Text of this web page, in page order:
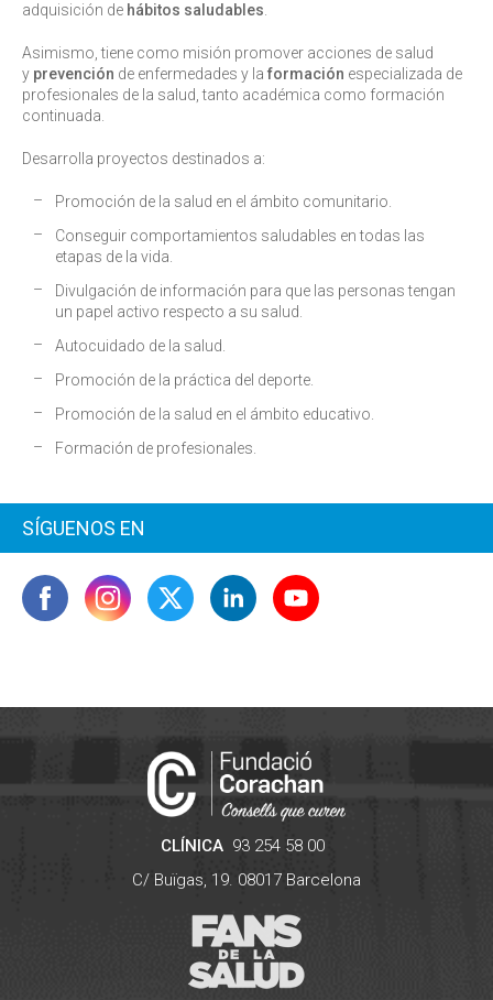
adquisición de hábitos saludables.
Asimismo, tiene como misión promover acciones de salud
y prevención de enfermedades y la formación especializada de
profesionales de la salud, tanto académica como formación
continuada.
Desarrolla proyectos destinados a:
Promoción de la salud en el ámbito comunitario.
Conseguir comportamientos saludables en todas las
etapas de la vida.
Divulgación de información para que las personas tengan
un papel activo respecto a su salud.
Autocuidado de la salud.
Promoción de la práctica del deporte.
Promoción de la salud en el ámbito educativo.
Formación de profesionales.
SÍGUENOS EN
CLÍNICA 93 254 58 00
C/ Buïgas, 19. 08017 Barcelona